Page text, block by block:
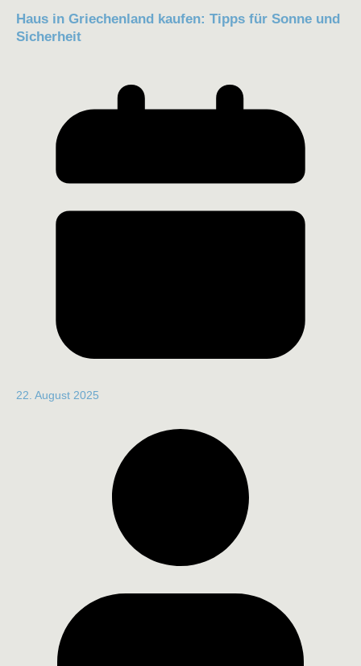
Haus in Griechenland kaufen: Tipps für Sonne und
Sicherheit
22. August 2025